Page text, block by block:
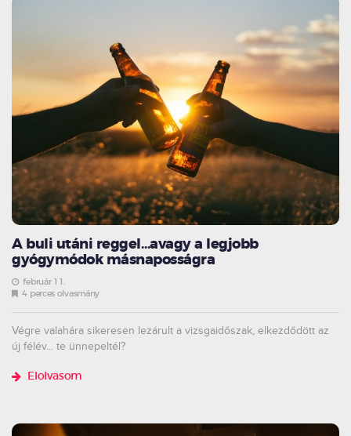
A buli utáni reggel…avagy a legjobb
gyógymódok másnaposságra
február 11.
4 perces olvasmány
Végre valahára sikeresen lezárult a vizsgaidőszak, elkezdődött az
új félév... te ünnepeltél?
Elolvasom